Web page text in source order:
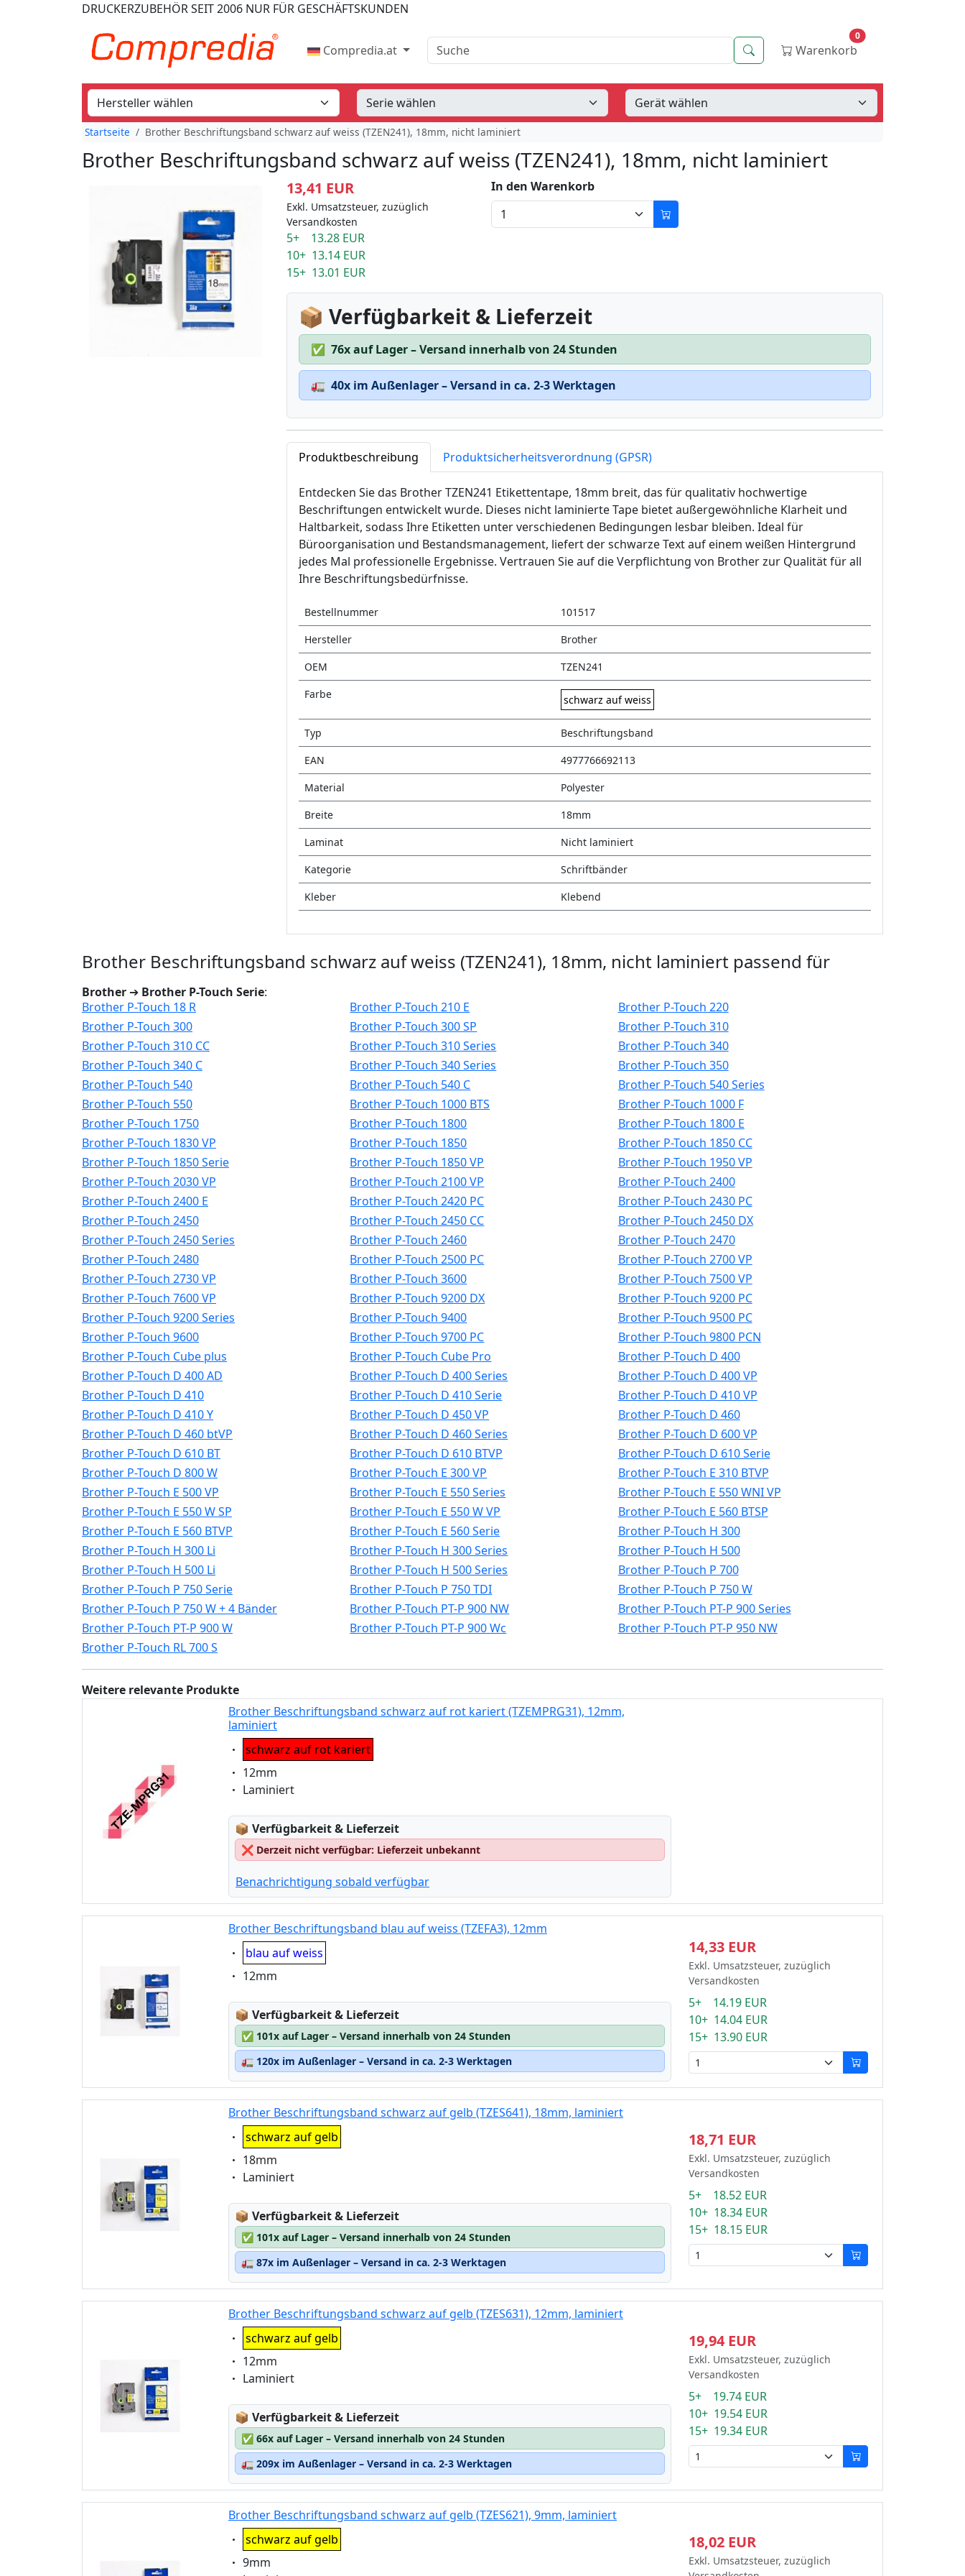
DRUCKERZUBEHÖRSEIT 2006 NUR FÜR GESCHÄFTSKUNDEN
Compredia.at Suche Suche Warenkorb
0
Startseite Brother Beschriftungsband schwarz auf weiss (TZEN241), 18mm, nicht laminiert
Brother Beschriftungsband schwarz auf weiss (TZEN241), 18mm, nicht laminiert
13,41 EUR
Exkl. Umsatzsteuer, zuzüglich
Versandkosten
5+ 13.28 EUR
10+ 13.14 EUR
15+ 13.01 EUR
In den Warenkorb
📦 Verfügbarkeit & Lieferzeit
✅ 76x auf Lager – Versand innerhalb von 24 Stunden
🚛 40x im Außenlager – Versand in ca. 2-3 Werktagen
Produktbeschreibung Produktsicherheitsverordnung (GPSR)
Entdecken Sie das Brother TZEN241 Etikettentape, 18mm breit, das für qualitativ hochwertige
Beschriftungen entwickelt wurde. Dieses nicht laminierte Tape bietet außergewöhnliche Klarheit und
Haltbarkeit, sodass Ihre Etiketten unter verschiedenen Bedingungen lesbar bleiben. Ideal für
Büroorganisation und Bestandsmanagement, liefert der schwarze Text auf einem weißen Hintergrund
jedes Mal professionelle Ergebnisse. Vertrauen Sie auf die Verpflichtung von Brother zur Qualität für all
Ihre Beschriftungsbedürfnisse.
Bestellnummer
101517
Hersteller
Brother
OEM
TZEN241
Farbe
schwarz auf weiss
Typ
Beschriftungsband
EAN
4977766692113
Material
Polyester
Breite
18mm
Laminat
Nicht laminiert
Kategorie
Schriftbänder
Kleber
Klebend
Brother Beschriftungsband schwarz auf weiss (TZEN241), 18mm, nicht laminiert passend für
Brother ➔ Brother P-Touch Serie:
Brother P-Touch 18 R
Brother P-Touch 210 E
Brother P-Touch 220
Brother P-Touch 300
Brother P-Touch 300 SP
Brother P-Touch 310
Brother P-Touch 310 CC
Brother P-Touch 310 Series
Brother P-Touch 340
Brother P-Touch 340 C
Brother P-Touch 340 Series
Brother P-Touch 350
Brother P-Touch 540
Brother P-Touch 540 C
Brother P-Touch 540 Series
Brother P-Touch 550
Brother P-Touch 1000 BTS
Brother P-Touch 1000 F
Brother P-Touch 1750
Brother P-Touch 1800
Brother P-Touch 1800 E
Brother P-Touch 1830 VP
Brother P-Touch 1850
Brother P-Touch 1850 CC
Brother P-Touch 1850 Serie
Brother P-Touch 1850 VP
Brother P-Touch 1950 VP
Brother P-Touch 2030 VP
Brother P-Touch 2100 VP
Brother P-Touch 2400
Brother P-Touch 2400 E
Brother P-Touch 2420 PC
Brother P-Touch 2430 PC
Brother P-Touch 2450
Brother P-Touch 2450 CC
Brother P-Touch 2450 DX
Brother P-Touch 2450 Series
Brother P-Touch 2460
Brother P-Touch 2470
Brother P-Touch 2480
Brother P-Touch 2500 PC
Brother P-Touch 2700 VP
Brother P-Touch 2730 VP
Brother P-Touch 3600
Brother P-Touch 7500 VP
Brother P-Touch 7600 VP
Brother P-Touch 9200 DX
Brother P-Touch 9200 PC
Brother P-Touch 9200 Series
Brother P-Touch 9400
Brother P-Touch 9500 PC
Brother P-Touch 9600
Brother P-Touch 9700 PC
Brother P-Touch 9800 PCN
Brother P-Touch Cube plus
Brother P-Touch Cube Pro
Brother P-Touch D 400
Brother P-Touch D 400 AD
Brother P-Touch D 400 Series
Brother P-Touch D 400 VP
Brother P-Touch D 410
Brother P-Touch D 410 Serie
Brother P-Touch D 410 VP
Brother P-Touch D 410 Y
Brother P-Touch D 450 VP
Brother P-Touch D 460
Brother P-Touch D 460 btVP
Brother P-Touch D 460 Series
Brother P-Touch D 600 VP
Brother P-Touch D 610 BT
Brother P-Touch D 610 BTVP
Brother P-Touch D 610 Serie
Brother P-Touch D 800 W
Brother P-Touch E 300 VP
Brother P-Touch E 310 BTVP
Brother P-Touch E 500 VP
Brother P-Touch E 550 Series
Brother P-Touch E 550 WNI VP
Brother P-Touch E 550 W SP
Brother P-Touch E 550 W VP
Brother P-Touch E 560 BTSP
Brother P-Touch E 560 BTVP
Brother P-Touch E 560 Serie
Brother P-Touch H 300
Brother P-Touch H 300 Li
Brother P-Touch H 300 Series
Brother P-Touch H 500
Brother P-Touch H 500 Li
Brother P-Touch H 500 Series
Brother P-Touch P 700
Brother P-Touch P 750 Serie
Brother P-Touch P 750 TDI
Brother P-Touch P 750 W
Brother P-Touch P 750 W + 4 Bänder
Brother P-Touch PT-P 900 NW
Brother P-Touch PT-P 900 Series
Brother P-Touch PT-P 900 W
Brother P-Touch PT-P 900 Wc
Brother P-Touch PT-P 950 NW
Brother P-Touch RL 700 S
Weitere relevante Produkte
Brother Beschriftungsband schwarz auf rot kariert (TZEMPRG31), 12mm,
laminiert
Eigenschaft:
schwarz auf rot kariert
Eigenschaft:
12mm
Eigenschaft:
Laminiert
📦 Lagerstatus:
Verfügbarkeit & Lieferzeit
❌ Derzeit nicht verfügbar: Lieferzeit unbekannt
Benachrichtigung sobald verfügbar
Brother Beschriftungsband blau auf weiss (TZEFA3), 12mm
Eigenschaft:
blau auf weiss
Eigenschaft:
12mm
📦 Lagerstatus:
Verfügbarkeit & Lieferzeit
✅ 101x auf Lager – Versand innerhalb von 24 Stunden
🚛 120x im Außenlager – Versand in ca. 2-3 Werktagen
14,33 EUR
Exkl. Umsatzsteuer, zuzüglich
Versandkosten
5+ 14.19 EUR
10+ 14.04 EUR
15+ 13.90 EUR
Brother Beschriftungsband schwarz auf gelb (TZES641), 18mm, laminiert
Eigenschaft:
schwarz auf gelb
Eigenschaft:
18mm
Eigenschaft:
Laminiert
📦 Lagerstatus:
Verfügbarkeit & Lieferzeit
✅ 101x auf Lager – Versand innerhalb von 24 Stunden
🚛 87x im Außenlager – Versand in ca. 2-3 Werktagen
18,71 EUR
Exkl. Umsatzsteuer, zuzüglich
Versandkosten
5+ 18.52 EUR
10+ 18.34 EUR
15+ 18.15 EUR
Brother Beschriftungsband schwarz auf gelb (TZES631), 12mm, laminiert
Eigenschaft:
schwarz auf gelb
Eigenschaft:
12mm
Eigenschaft:
Laminiert
📦 Lagerstatus:
Verfügbarkeit & Lieferzeit
✅ 66x auf Lager – Versand innerhalb von 24 Stunden
🚛 209x im Außenlager – Versand in ca. 2-3 Werktagen
19,94 EUR
Exkl. Umsatzsteuer, zuzüglich
Versandkosten
5+ 19.74 EUR
10+ 19.54 EUR
15+ 19.34 EUR
Brother Beschriftungsband schwarz auf gelb (TZES621), 9mm, laminiert
Eigenschaft:
schwarz auf gelb
Eigenschaft:
9mm
18,02 EUR
Exkl. Umsatzsteuer, zuzüglich